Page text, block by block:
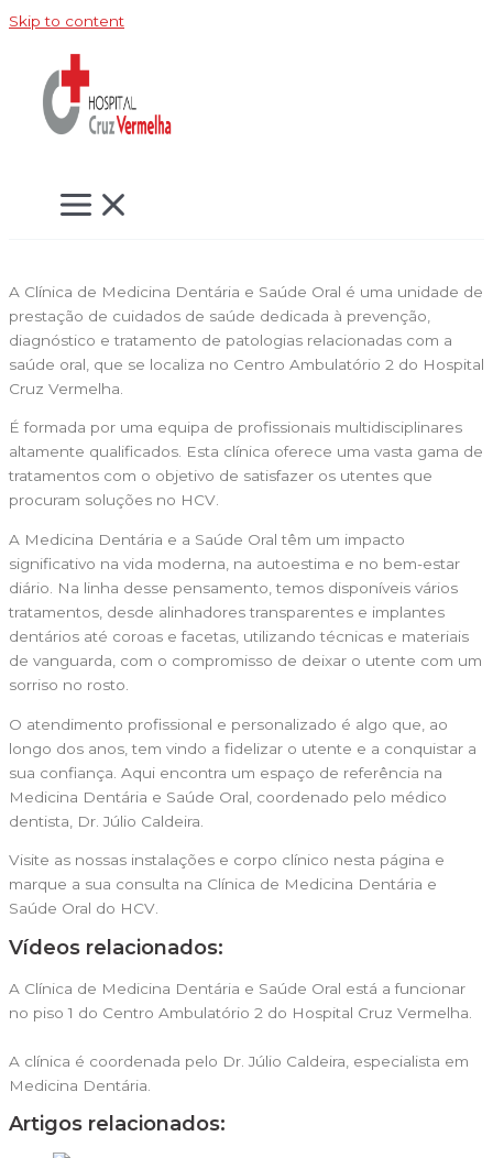
Skip to content
A Clínica de Medicina Dentária e Saúde Oral é uma unidade de
prestação de cuidados de saúde dedicada à prevenção,
diagnóstico e tratamento de patologias relacionadas com a
saúde oral, que se localiza no Centro Ambulatório 2 do Hospital
Cruz Vermelha.
É formada por uma equipa de profissionais multidisciplinares
altamente qualificados. Esta clínica oferece uma vasta gama de
tratamentos com o objetivo de satisfazer os utentes que
procuram soluções no HCV.
A Medicina Dentária e a Saúde Oral têm um impacto
significativo na vida moderna, na autoestima e no bem-estar
diário. Na linha desse pensamento, temos disponíveis vários
tratamentos, desde alinhadores transparentes e implantes
dentários até coroas e facetas, utilizando técnicas e materiais
de vanguarda, com o compromisso de deixar o utente com um
sorriso no rosto.
O atendimento profissional e personalizado é algo que, ao
longo dos anos, tem vindo a fidelizar o utente e a conquistar a
sua confiança. Aqui encontra um espaço de referência na
Medicina Dentária e Saúde Oral, coordenado pelo médico
dentista, Dr. Júlio Caldeira.
Visite as nossas instalações e corpo clínico nesta página e
marque a sua consulta na Clínica de Medicina Dentária e
Saúde Oral do HCV.
Vídeos relacionados:
A Clínica de Medicina Dentária e Saúde Oral está a funcionar
no piso 1 do Centro Ambulatório 2 do Hospital Cruz Vermelha.
A clínica é coordenada pelo Dr. Júlio Caldeira, especialista em
Medicina Dentária.
Artigos relacionados: